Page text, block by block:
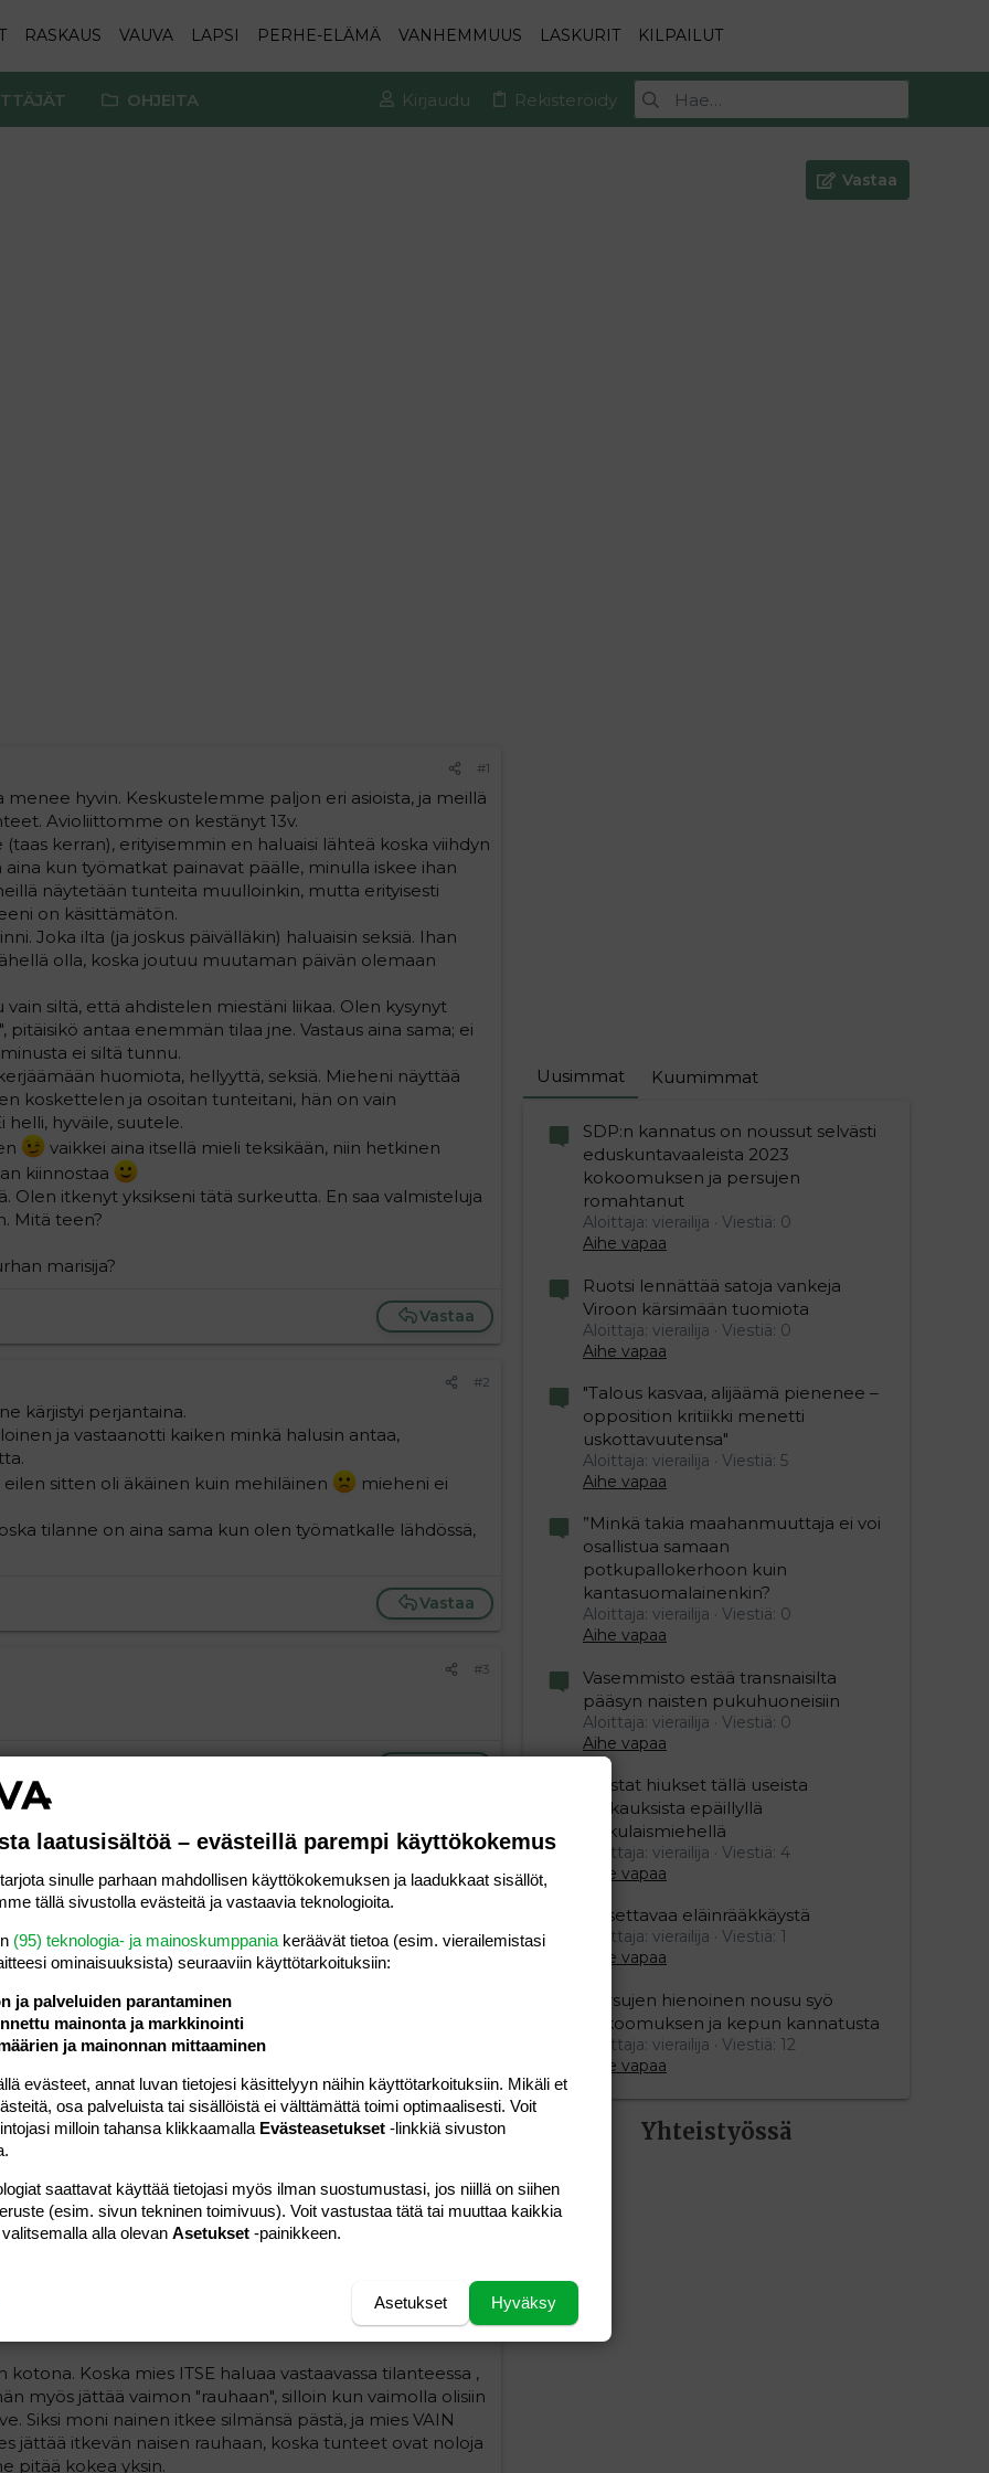
RASKAUS VAUVA LAPSI PERHE-ELÄMÄ VANHEMMUUS LASKURIT KILPAILUT
OHJEITA Kirjaudu Rekisteröidy
Vastaa
#1
menee hyvin. Keskustelemme paljon eri asioista, ja meillä
Avioliittomme on kestänyt 13v.
kerran), erityisemmin en haluaisi lähteä koska viihdyn
kun työmatkat painavat päälle, minulla iskee ihan
näytetään tunteita muulloinkin, mutta erityisesti
on käsittämätön.
Joka ilta (ja joskus päivälläkin) haluaisin seksiä. Ihan
olla, koska joutuu muutaman päivän olemaan
siltä, että ahdistelen miestäni liikaa. Olen kysynyt
pitäisikö antaa enemmän tilaa jne. Vastaus aina sama; ei
ei siltä tunnu.
huomiota, hellyyttä, seksiä. Mieheni näyttää
koskettelen ja osoitan tunteitani, hän on vain
helli, hyväile, suutele.
vaikkei aina itsellä mieli teksikään, niin hetkinen
kiinnostaa
Olen itkenyt yksikseni tätä surkeutta. En saa valmisteluja
Mitä teen?
marisija?
Vastaa
#2
kärjistyi perjantaina.
ja vastaanotti kaiken minkä halusin antaa,
sitten oli äkäinen kuin mehiläinen
mieheni ei
tilanne on aina sama kun olen työmatkalle lähdössä,
Vastaa
#3
#4
itsensä. Monet miehet vihaavat tunteita,
välttää kokemasta niitä käyttäytymällä viileästi.
miehekkääksi vaikkapa tuhertaessan itkua kun vaimo
oikeasti haluat; sitä että mies huomaa kuinka sinä
kaipaisi sinua?
ehdi kaivata. So not. Toisalta jos hän jäisi
lähdettyäsi, niin se toisi syyllisyyttä sinulle. On
perään, vaan nainenkin voi toteuttaa itseään ja
kesken kokouksen, kuinka mies kotona itkee
itsensä eron hetkellä.
lähtiessään, eli koota mielessään kokouksen asiat,
ja selitykset vaimolle, kerrata mielessään mitä
he ollessaan kohteliaita , kohtelevat vastapuolta kuten
lähtötilanteessa: Jättämällä rauhaan.
Koska mies ITSE haluaa vastaavassa tilanteessa ,
myös jättää vaimon "rauhaan", silloin kun vaimolla olisiin
Siksi moni nainen itkee silmänsä pästä, ja mies VAIN
jättää itkevän naisen rauhaan, koska tunteet ovat noloja
pitää kokea yksin.
Uusimmat Kuumimmat
SDP:n kannatus on noussut selvästi
eduskuntavaaleista 2023
kokoomuksen ja persujen
romahtanut
Aloittaja: vierailija
Viestiä: 0
Aihe vapaa
Ruotsi lennättää satoja vankeja
Viroon kärsimään tuomiota
Aloittaja: vierailija
Viestiä: 0
Aihe vapaa
"Talous kasvaa, alijäämä pienenee –
opposition kritiikki menetti
uskottavuutensa"
Aloittaja: vierailija
Viestiä: 5
Aihe vapaa
”Minkä takia maahanmuuttaja ei voi
osallistua samaan
potkupallokerhoon kuin
kantasuomalainenkin?
Aloittaja: vierailija
Viestiä: 0
Aihe vapaa
Vasemmisto estää transnaisilta
pääsyn naisten pukuhuoneisiin
Aloittaja: vierailija
Viestiä: 0
Aihe vapaa
Mustat hiukset tällä useista
raiskauksista epäillyllä
turkulaismiehellä
Aloittaja: vierailija
Viestiä: 4
Aihe vapaa
Oksettavaa eläinrääkkäystä
Aloittaja: vierailija
Viestiä: 1
Aihe vapaa
Persujen hienoinen nousu syö
kokoomuksen ja kepun kannatusta
Aloittaja: vierailija
Viestiä: 12
Aihe vapaa
Yhteistyössä
laatusisältöä – evästeillä parempi käyttökokemus
sinulle parhaan mahdollisen käyttökokemuksen ja laadukkaat sisällöt,
tällä sivustolla evästeitä ja vastaavia teknologioita.
(95) teknologia- ja mainoskumppania keräävät tietoa (esim. vierailemis­tasi
ominaisuuk­sista) seuraaviin käyttötarkoituksiin:
ja palveluiden parantaminen
mainonta ja markkinointi
ja mainonnan mittaaminen
evästeet, annat luvan tietojesi käsittelyyn näihin käyttötarkoituksiin. Mikäli et
osa palveluista tai sisällöistä ei välttämättä toimi optimaalisesti. Voit
milloin tahansa klikkaamalla Evästeasetukset -linkkiä sivuston
saattavat käyttää tietojasi myös ilman suostumustasi, jos niillä on siihen
(esim. sivun tekninen toimivuus). Voit vastustaa tätä tai muuttaa kaikkia
alla olevan Asetukset -painikkeen.
Hyväksy
Asetukset